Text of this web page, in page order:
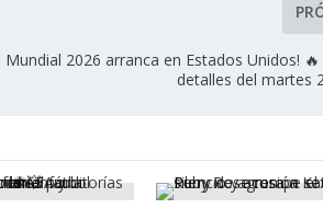
Mundial 2026 arranca en Estados Unidos!
detalles del martes